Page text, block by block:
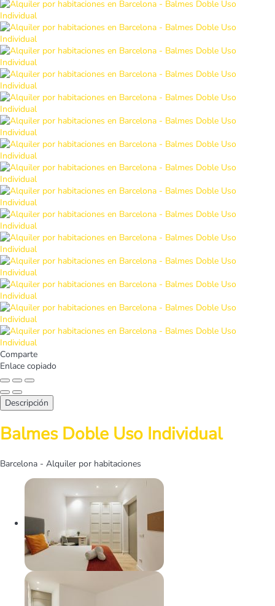
Comparte
Enlace copiado
Descripción
Balmes Doble Uso Individual
Barcelona - Alquiler por habitaciones